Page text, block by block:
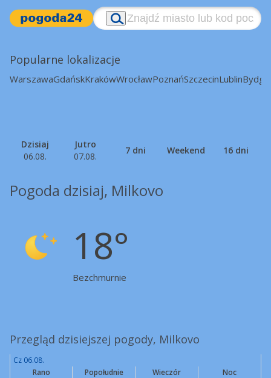
Popularne lokalizacje
WarszawaGdańskKrakówWrocławPoznańSzczecinLublin
Dzisiaj
06.08.
Jutro
07.08.
7 dni Weekend 16 dni
Pogoda dzisiaj, Milkovo
18°
Bezchmurnie
Przegląd dzisiejszej pogody, Milkovo
Cz 06.08.
Rano
Popołudnie
Wieczór
Noc